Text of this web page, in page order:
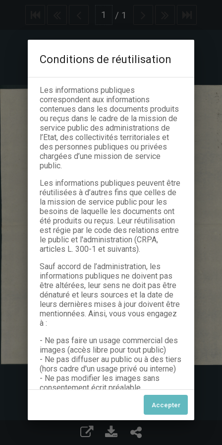
/ 1
Conditions de réutilisation
Les informations publiques
correspondent aux informations
contenues dans les documents produits
ou reçus dans le cadre de la mission de
service public des administrations de
l’Etat, des collectivités territoriales et
des personnes publiques ou privées
chargées d’une mission de service
public.
Les informations publiques peuvent être
réutilisées à d’autres fins que celles de
la mission de service public pour les
besoins de laquelle les documents ont
été produits ou reçus. Leur réutilisation
est régie par le code des relations entre
le public et l'administration (CRPA,
articles L. 300-1 et suivants).
Sauf accord de l’administration, les
informations publiques ne doivent pas
être altérées, leur sens ne doit pas être
dénaturé et leurs sources et la date de
leurs dernières mises à jour doivent être
mentionnées. Ainsi, vous vous engagez
à :
- Ne pas faire un usage commercial des
images (accès libre pour tout public)
- Ne pas diffuser au public ou à des tiers
(hors cadre d'un usage privé ou interne)
- Ne pas modifier les images sans
consentement écrit préalable
Dans le cas contraire, nous vous invitons
à nous contacter afin de solliciter le type
de Licence souhaitée parmi celles
proposées et le cas échéant, acquitter